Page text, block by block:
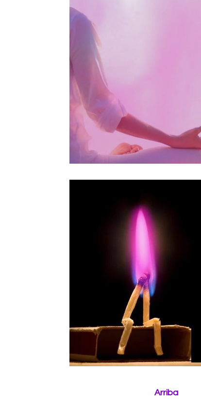
Arriba